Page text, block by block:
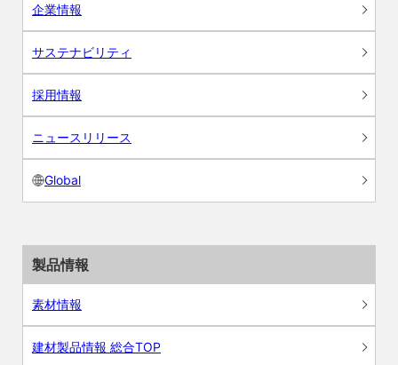
企業情報
サステナビリティ
採用情報
ニュースリリース
Global
製品情報
素材情報
建材製品情報 総合TOP